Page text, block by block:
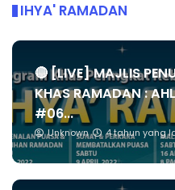
IHYA' RAMADAN
🔴 [LIVE] MAJLIS
KHAS RAMADAN :
#06...
Unknown 4 tahun yang